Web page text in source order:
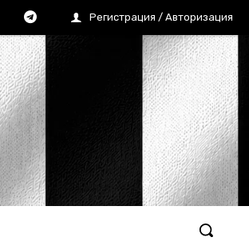
Регистрация / Авторизация